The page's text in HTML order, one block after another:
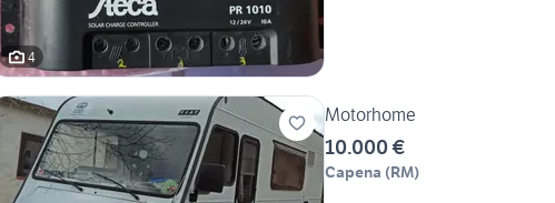
4
Motorhome
10.000 €
Capena (RM)